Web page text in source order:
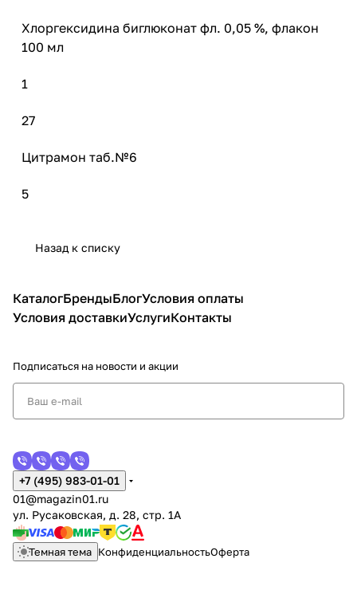
Хлоргексидина биглюконат фл. 0,05 %, флакон
100 мл
1
27
Цитрамон таб.№6
5
Назад к списку
КаталогБрендыБлогУсловия оплаты
Условия доставкиУслугиКонтакты
Подписаться на новости и акции
+7 (495) 983-01-01
01@magazin01.ru
ул. Русаковская, д. 28, стр. 1А
Темная тема КонфиденциальностьОферта